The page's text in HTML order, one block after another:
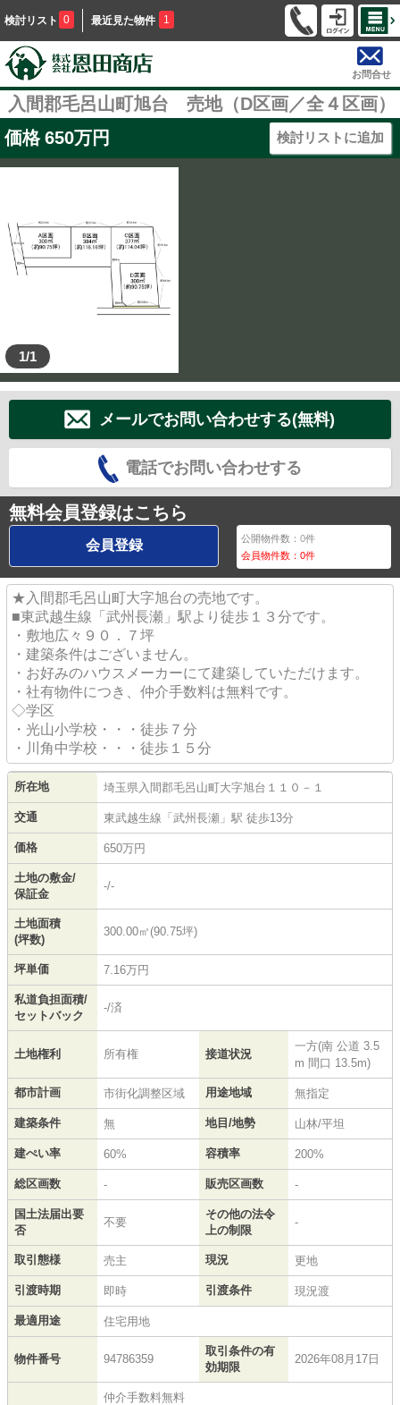
検討リスト 0 最近見た物件 1
お問合せ
入間郡毛呂山町旭台 売地（D区画／全４区画）
価格 650万円 検討リストに追加
1/1
メールでお問い合わせする(無料)
電話でお問い合わせする
無料会員登録はこちら
会員登録 公開物件数：0件
会員物件数：0件
★入間郡毛呂山町大字旭台の売地です。
■東武越生線「武州長瀬」駅より徒歩１３分です。
・敷地広々９０．７坪
・建築条件はございません。
・お好みのハウスメーカーにて建築していただけます。
・社有物件につき、仲介手数料は無料です。
◇学区
・光山小学校・・・徒歩７分
・川角中学校・・・徒歩１５分
所在地 埼玉県 入間郡毛呂山町大字旭台 １１０－１
交通 東武越生線 「 武州長瀬 」駅 徒歩13分
価格 650万円
土地の敷金/
保証金
-/-
土地面積
(坪数)
300.00㎡(90.75坪)
坪単価 7.16万円
私道負担面積/
セットバック
-/済
土地権利 所有権 接道状況
一方(南 公道 3.5
m 間口 13.5m)
都市計画 市街化調整区域 用途地域 無指定
建築条件 無 地目/地勢 山林/平坦
建ぺい率 60% 容積率 200%
総区画数 - 販売区画数 -
国土法届出要
否
不要
その他の法令
上の制限
-
取引態様 売主 現況 更地
引渡時期 即時 引渡条件 現況渡
最適用途 住宅用地
物件番号 94786359
取引条件の有
効期限
2026年08月17日
仲介手数料無料